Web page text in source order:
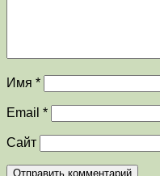
Имя *
Email *
Сайт